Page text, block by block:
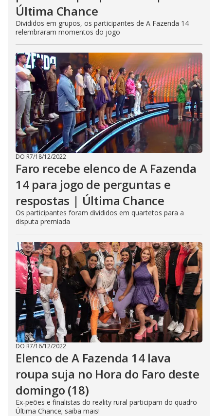
Última Chance
Divididos em grupos, os participantes de A Fazenda 14
relembraram momentos do jogo
DO R7/18/12/2022
Faro recebe elenco de A Fazenda
14 para jogo de perguntas e
respostas | Última Chance
Os participantes foram divididos em quartetos para a
disputa premiada
DO R7/16/12/2022
Elenco de A Fazenda 14 lava
roupa suja no Hora do Faro deste
domingo (18)
Ex-peões e finalistas do reality rural participam do quadro
Última Chance; saiba mais!